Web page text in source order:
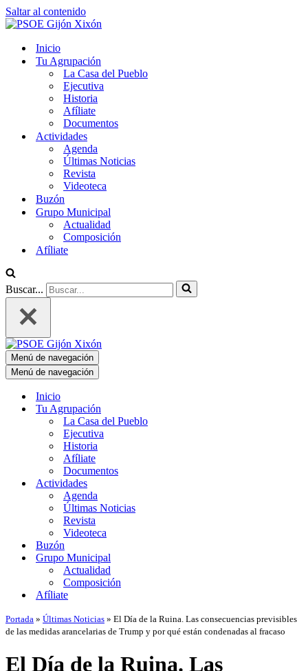
Saltar al contenido
Inicio
Tu Agrupación
La Casa del Pueblo
Ejecutiva
Historia
Afíliate
Documentos
Actividades
Agenda
Últimas Noticias
Revista
Videoteca
Buzón
Grupo Municipal
Actualidad
Composición
Afíliate
Buscar...
Menú de navegación
Menú de navegación
Inicio
Tu Agrupación
La Casa del Pueblo
Ejecutiva
Historia
Afíliate
Documentos
Actividades
Agenda
Últimas Noticias
Revista
Videoteca
Buzón
Grupo Municipal
Actualidad
Composición
Afíliate
Portada » Últimas Noticias » El Día de la Ruina. Las consecuencias previsibles
de las medidas arancelarias de Trump y por qué están condenadas al fracaso
El Día de la Ruina. Las